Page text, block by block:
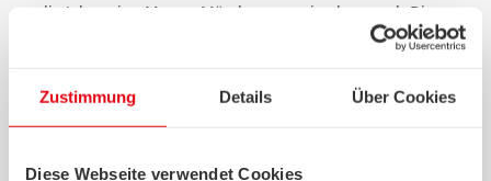
Zustimmung Details Über Cookies
Diese Webseite verwendet Cookies
die Jahre eine Menge Märchen an, wie eben auch Die
Bremer Stadtmusikanten. Insgesamt veröffentlichten
Die Deutsche Märchenstraße
Die Deutsche Märchenstraße e.V. ist ein Verein sowie